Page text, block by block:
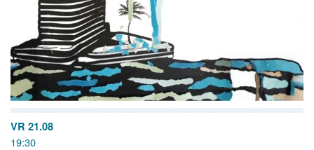
VR 21.08
19:30